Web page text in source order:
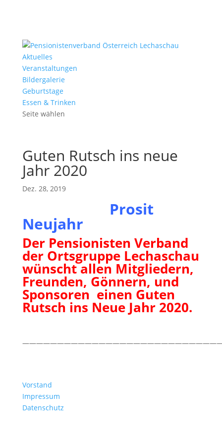
Aktuelles
Veranstaltungen
Bildergalerie
Geburtstage
Essen & Trinken
Seite wählen
Guten Rutsch ins neue
Jahr 2020
Dez. 28, 2019
Prosit
Neujahr
Der Pensionisten Verband
der Ortsgruppe Lechaschau
wünscht allen Mitgliedern,
Freunden, Gönnern, und
Sponsoren einen Guten
Rutsch ins Neue Jahr 2020.
Vorstand
Impressum
Datenschutz